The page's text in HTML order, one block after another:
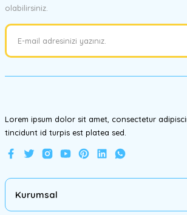
Ürün resmi kalitesiz, bozuk veya
Ürün bilgilerinde hatalar bulunuyor.
olabilirsiniz.
Lorem ipsum dolor sit amet, consectetur
tincidunt id turpis est platea sed.
Kurumsal